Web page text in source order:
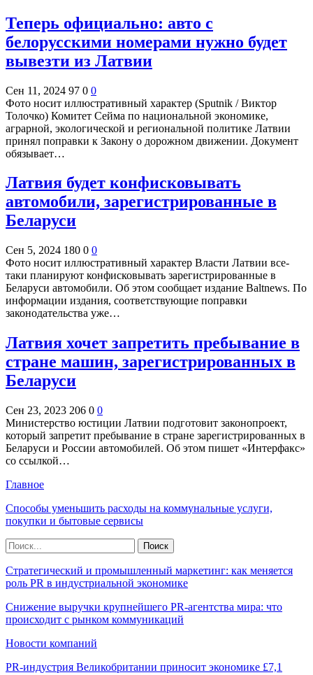
Теперь официально: авто с
белорусскими номерами нужно будет
вывезти из Латвии
Сен 11, 2024 97 0 0
Фото носит иллюстративный характер (Sputnik / Виктор
Толочко) Комитет Сейма по национальной экономике,
аграрной, экологической и региональной политике Латвии
принял поправки к Закону о дорожном движении. Документ
обязывает…
Латвия будет конфисковывать
автомобили, зарегистрированные в
Беларуси
Сен 5, 2024 180 0 0
Фото носит иллюстративный характер Власти Латвии все-
таки планируют конфисковывать зарегистрированные в
Беларуси автомобили. Об этом сообщает издание Baltnews. По
информации издания, соответствующие поправки
законодательства уже…
Латвия хочет запретить пребывание в
стране машин, зарегистрированных в
Беларуси
Сен 23, 2023 206 0 0
Министерство юстиции Латвии подготовит законопроект,
который запретит пребывание в стране зарегистрированных в
Беларуси и России автомобилей. Об этом пишет «Интерфакс»
со ссылкой…
Главное
Способы уменьшить расходы на коммунальные услуги,
покупки и бытовые сервисы
Стратегический и промышленный маркетинг: как меняется
роль PR в индустриальной экономике
Снижение выручки крупнейшего PR-агентства мира: что
происходит с рынком коммуникаций
Новости компаний
PR-индустрия Великобритании приносит экономике £7,1